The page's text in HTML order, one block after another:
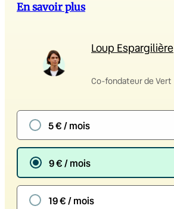
En savoir plus
Loup Espargilière
Co-fondateur de Vert
5 € / mois
9 € / mois
19 € / mois